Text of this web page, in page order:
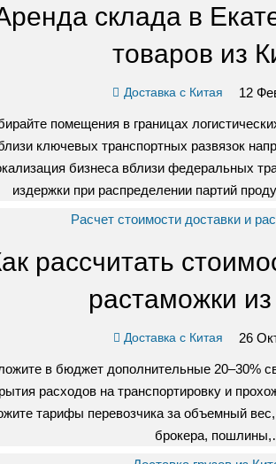
склада в
товаров из
Доставка с Китая 12
помещения в границах
ключевых транспортных развязок
бизнеса вблизи федеральных
издержки при распределении партий
рассчитать
растаможки
Доставка с Китая 26
в бюджет дополнительные 20–30%
расходов на транспортировку и
тарифы перевозчика за объемный
брокера,